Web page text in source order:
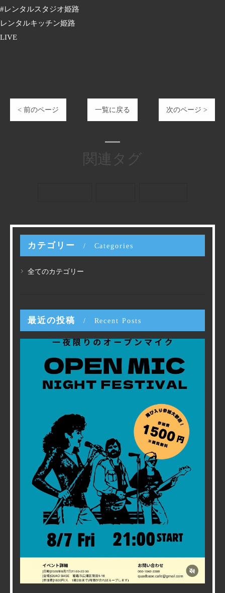
#レンタルスタジオ姫路
レンタルキッチン姫路
LIVE
< 前のページ 一覧に戻る 次のページ >
関連タグ
カテゴリー Categories
全てのカテゴリー
最近の投稿 Recent Posts